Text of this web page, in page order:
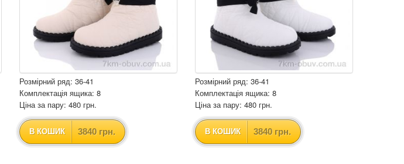
Розмірний ряд: 36-41
Комплектація ящика: 8
Ціна за пару: 480 грн.
В КОШИК 3840 грн.
Розмірний ряд: 36-41
Комплектація ящика: 8
Ціна за пару: 480 грн.
В КОШИК 3840 грн.